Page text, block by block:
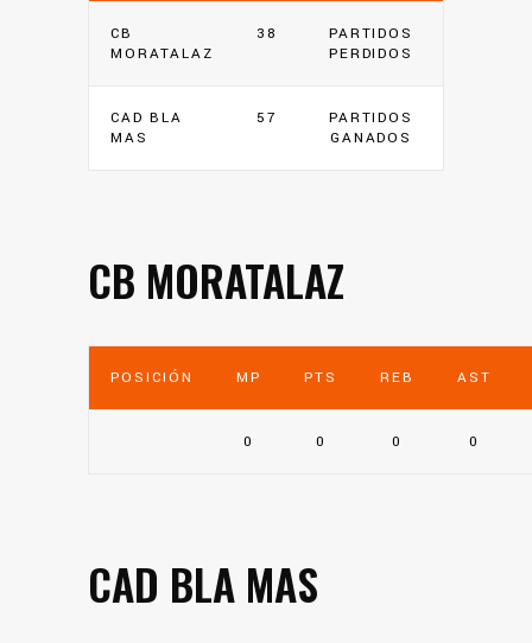
CB
MORATALAZ
38
PARTIDOS
PERDIDOS
CAD BLA
MAS
57
PARTIDOS
GANADOS
CB MORATALAZ
POSICIÓN MP PTS REB AST
0 0 0 0
CAD BLA MAS